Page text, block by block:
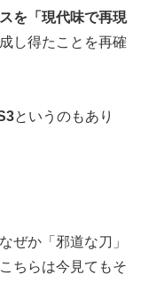
を「現代味で再現
し得たことを再確
というのもあり
ぜか「邪道な刀」
ちらは今見てもそ